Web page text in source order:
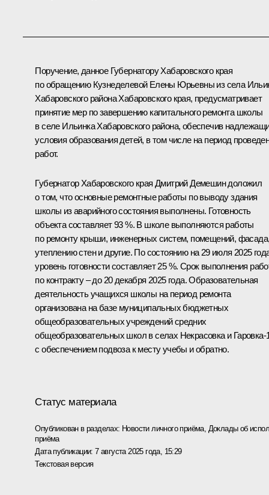
Поручение, данное Губернатору Хабаровского края
по обращению Кузнеделевой Елены Юрьевны из села
Хабаровского района Хабаровского края, предусматривает
принятие мер по завершению капитального ремонта школы
в селе Ильинка Хабаровского района, обеспечив
условия образования детей, в том числе на период
работ.
Губернатор Хабаровского края Дмитрий Демешин доложил
о том, что основные ремонтные работы по выводу здания
школы из аварийного состояния выполнены. Готовность
объекта составляет 93 %. В школе выполняются работы
по ремонту крыши, инженерных систем, помещений,
утеплению стен и другие. По состоянию на 29 июля 2025
уровень готовности составляет 25 %. Срок выполнения
по контракту – до 20 декабря 2025 года. Образовательная
деятельность учащихся школы на период ремонта
организована на базе муниципальных бюджетных
общеобразовательных учреждений средних
общеобразовательных школ в селах Некрасовка и Гаровка-
с обеспечением подвоза к месту учебы и обратно.
Статус материала
Опубликован в разделах: Новости личного приёма, Доклады об
приёма
Дата публикации:7 августа 2025 года, 15:29
Текстовая версия